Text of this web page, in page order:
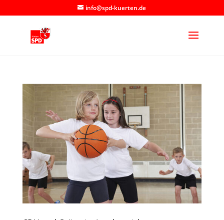
info@spd-kuerten.de